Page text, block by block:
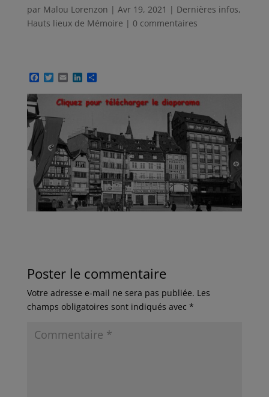
par Malou Lorenzon | Avr 19, 2021 | Dernières infos,
Hauts lieux de Mémoire | 0 commentaires
F
c
e
b
o
o
k
T
i
t
t
E
a
i
L
n
k
d
I
n
P
r
t
g
e
r
Poster le commentaire
Votre adresse e-mail ne sera pas publiée. Les
champs obligatoires sont indiqués avec *